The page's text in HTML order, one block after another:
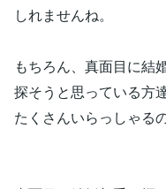
しれませんね。
もちろん、真面目に結
探そうと思っている方
たくさんいらっしゃる